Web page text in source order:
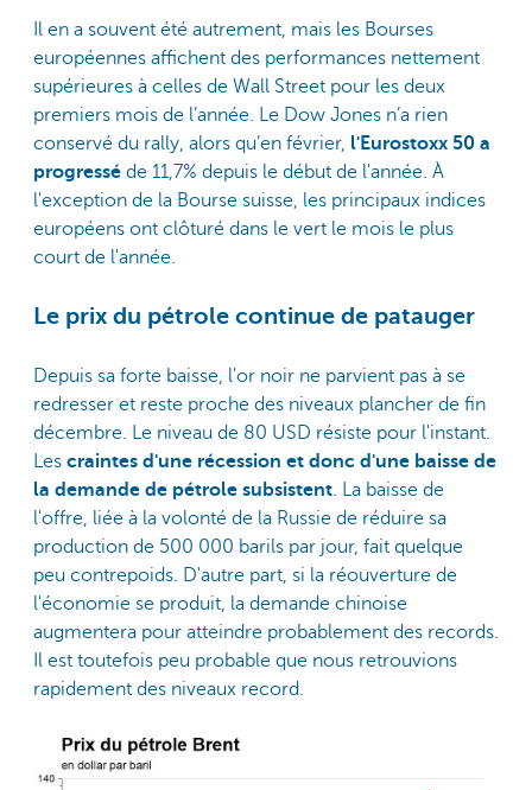
Il en a souvent été autrement, mais les Bourses
européennes affichent des performances nettement
supérieures à celles de Wall Street pour les deux
premiers mois de l’année. Le Dow Jones n’a rien
conservé du rally, alors qu’en février, l'Eurostoxx 50 a
progressé de 11,7% depuis le début de l'année. À
l'exception de la Bourse suisse, les principaux indices
européens ont clôturé dans le vert le mois le plus
court de l'année.
Le prix du pétrole continue de patauger
Depuis sa forte baisse, l'or noir ne parvient pas à se
redresser et reste proche des niveaux plancher de fin
décembre. Le niveau de 80 USD résiste pour l'instant.
Les craintes d'une récession et donc d'une baisse de
la demande de pétrole subsistent. La baisse de
l'offre, liée à la volonté de la Russie de réduire sa
production de 500 000 barils par jour, fait quelque
peu contrepoids. D'autre part, si la réouverture de
l'économie se produit, la demande chinoise
augmentera pour atteindre probablement des records.
Il est toutefois peu probable que nous retrouvions
rapidement des niveaux record.